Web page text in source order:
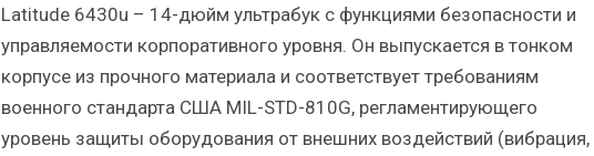
Latitude 6430u – 14-дюйм ультрабук с функциями безопасности и
управляемости корпоративного уровня. Он выпускается в тонком
корпусе из прочного материала и соответствует требованиям
военного стандарта США MIL-STD-810G, регламентирующего
уровень защиты оборудования от внешних воздействий (вибрация,